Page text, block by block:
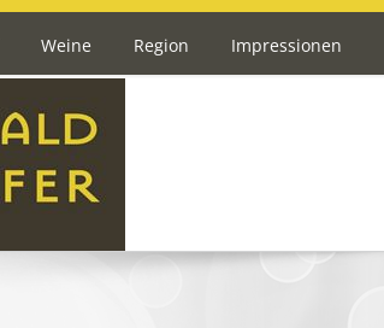
Weine Region Impressionen